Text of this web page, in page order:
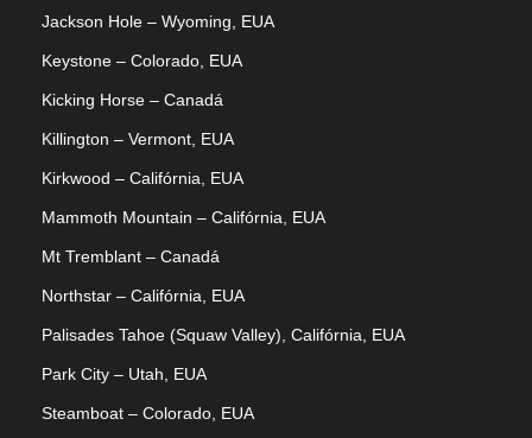
Jackson Hole – Wyoming, EUA
Keystone – Colorado, EUA
Kicking Horse – Canadá
Killington – Vermont, EUA
Kirkwood – Califórnia, EUA
Mammoth Mountain – Califórnia, EUA
Mt Tremblant – Canadá
Northstar – Califórnia, EUA
Palisades Tahoe (Squaw Valley), Califórnia, EUA
Park City – Utah, EUA
Steamboat – Colorado, EUA